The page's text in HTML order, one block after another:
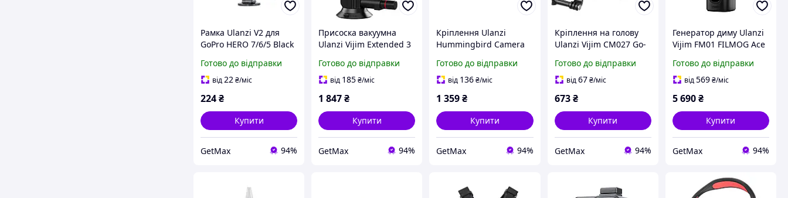
Рамка Ulanzi V2 для
GoPro HERO 7/6/5 Black
черевик, для влогінгу
Готово до відправки
від22₴/міс
224₴
Купити
GetMax 94%
Присоска вакуумна
Ulanzi Vijim Extended 3
швидкознімним
кріпленням для фото/
Готово до відправки
від 185₴/міс
1 847₴
Купити
GetMax 94%
Кріплення Ulanzi
Hummingbird Camera
камер/
телефонів/GoPro,
швидкознімне, до 2кг
Готово до відправки
від 136₴/міс
1 359₴
Купити
GetMax 94%
Кріплення на голову
Ulanzi Vijim CM027 Go-
смартфона, обертання
360°, ширина 57-90 мм
Готово до відправки
від67 ₴/міс
673 ₴
Купити
GetMax 94%
Генератор диму Ulanzi
Vijim FM01 FILMOG Ace
ефектів, 40W,
дистанційне керування
Готово до відправки
від569₴/міс
5 690₴
Купити
GetMax 94%